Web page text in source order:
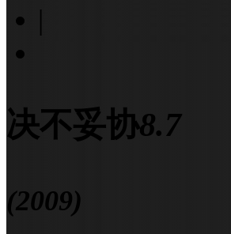
|
决不妥协8.7
(2009)